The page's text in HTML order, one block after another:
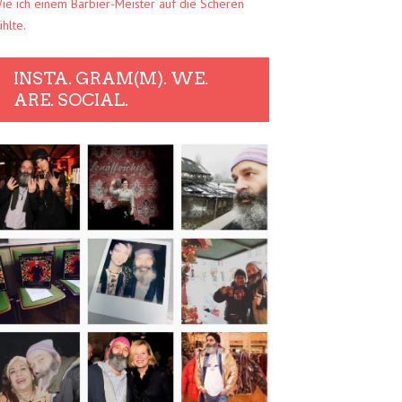
ich einem Barbier-Meister auf die Scheren
INSTA. GRAM(M). WE.
ARE. SOCIAL.